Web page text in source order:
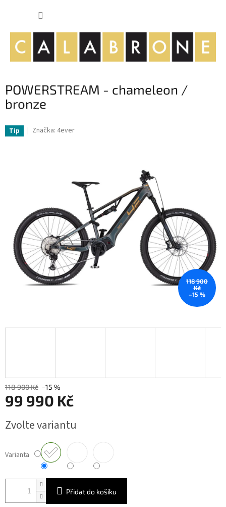
POWERSTREAM - chameleon /
bronze
Tip Značka: 4ever
118 900
Kč
–15 %
118 900 Kč –15 %
99 990 Kč
cena:
Zvolte variantu
Varianta
Přidat do košíku